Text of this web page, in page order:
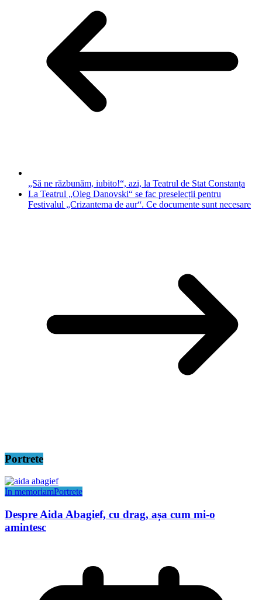
„Să ne răzbunăm, iubito!“, azi, la Teatrul de Stat Constanța
La Teatrul „Oleg Danovski“ se fac preselecții pentru
Festivalul „Crizantema de aur“. Ce documente sunt necesare
Portrete
In memoriamPortrete
Despre Aida Abagief, cu drag, așa cum mi-o
amintesc